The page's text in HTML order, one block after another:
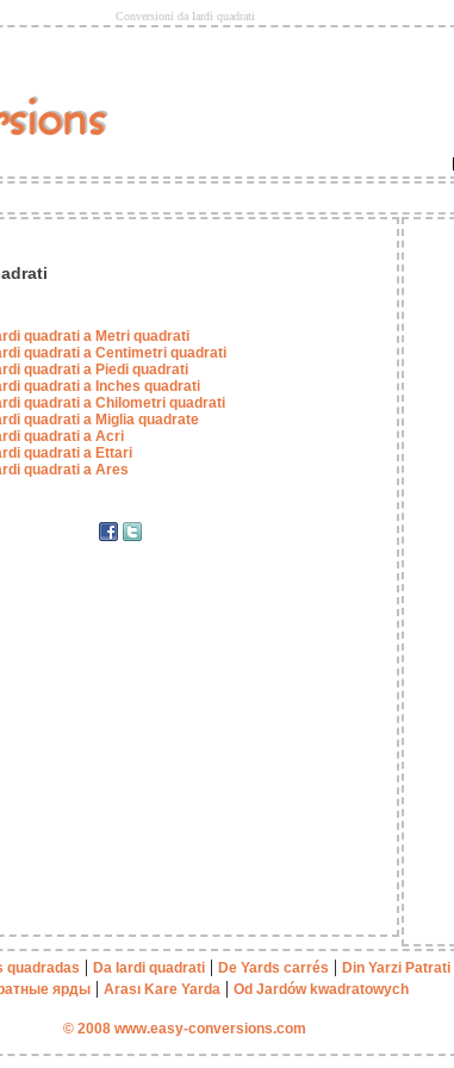
Conversioni da Iardi quadrati
quadrati a Metri quadrati
quadrati a Centimetri quadrati
quadrati a Piedi quadrati
quadrati a Inches quadrati
quadrati a Chilometri quadrati
quadrati a Miglia quadrate
quadrati a Acri
quadrati a Ettari
quadrati a Ares
quadradas Da Iardi quadrati| De Yards carrés Din Yarzi Patrati|
ярды| Arası Kare Yarda| Od Jardów kwadratowych
© 2008 www.easy-conversions.com